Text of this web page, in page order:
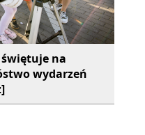
na
wydarzeń